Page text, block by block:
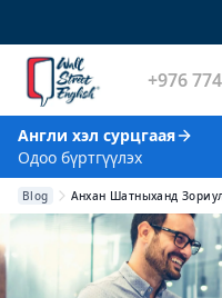
+976
Англи хэл сурцгаая
Одоо бүртгүүлэх
Blog Анхан Шатныханд